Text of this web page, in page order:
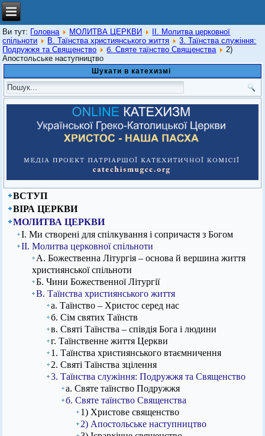
Ви тут: Головна МОЛИТВА ЦЕРКВИ
ІІ. Молитва церковної
спільноти
В. Таїнства християнського життя
3. Таїнства служіння:
Подружжя та Священство
б. Святе таїнство Священства
2)
Апостольське наступництво
Шукати в катехизмі
ВСТУП
ВІРА ЦЕРКВИ
МОЛИТВА ЦЕРКВИ
І. Ми створені для спілкування і сопричастя з Богом
ІІ. Молитва церковної спільноти
А. Божественна Літургія – основа й вершина життя
християнської спільноти
Б. Чини Божественної Літургії
В. Таїнства християнського життя
а. Таїнство – Христос серед нас
б. Сім святих Таїнств
в. Святі Таїнства – співдія Бога і людини
г. Таїнственне життя Церкви
1. Таїнства християнського втаємничення
2. Святі Таїнства зцілення
3. Таїнства служіння: Подружжя та Священство
а. Святе таїнство Подружжя
б. Святе таїнство Священства
1) Христове священство
2) Апостольське наступництво